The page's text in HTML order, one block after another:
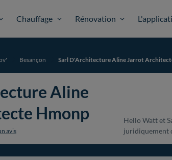
Chauffage Rénovation
Besançon Sarl D'Architecture Aline Jarrot
Aline
Hmonp
avis
Hello Watt et
juridiquement